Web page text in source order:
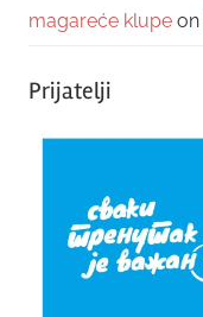
magareće klupe on
Prijatelji